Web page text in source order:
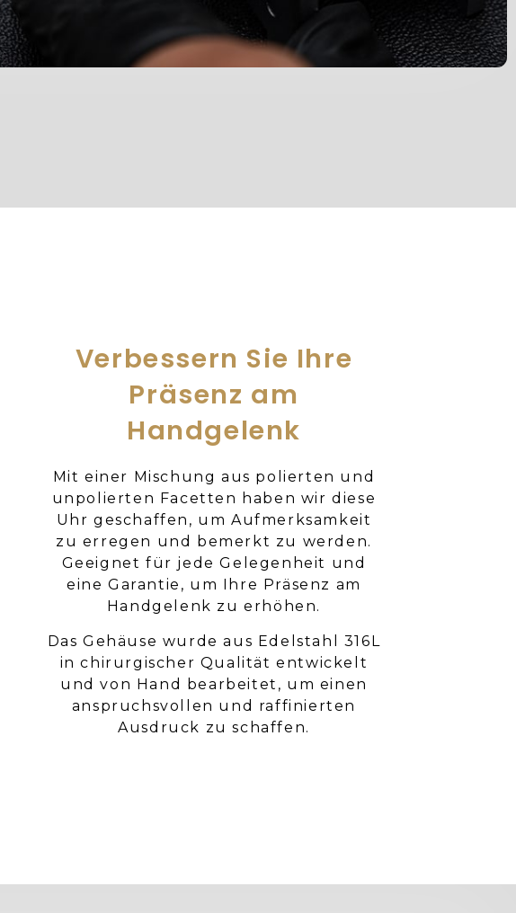
Verbessern Sie Ihre
Präsenz am
Handgelenk
Mit einer Mischung aus polierten und
unpolierten Facetten haben wir diese
Uhr geschaffen, um Aufmerksamkeit
zu erregen und bemerkt zu werden.
Geeignet für jede Gelegenheit und
eine Garantie, um Ihre Präsenz am
Handgelenk zu erhöhen.
Das Gehäuse wurde aus Edelstahl 316L
in chirurgischer Qualität entwickelt
und von Hand bearbeitet, um einen
anspruchsvollen und raffinierten
Ausdruck zu schaffen.